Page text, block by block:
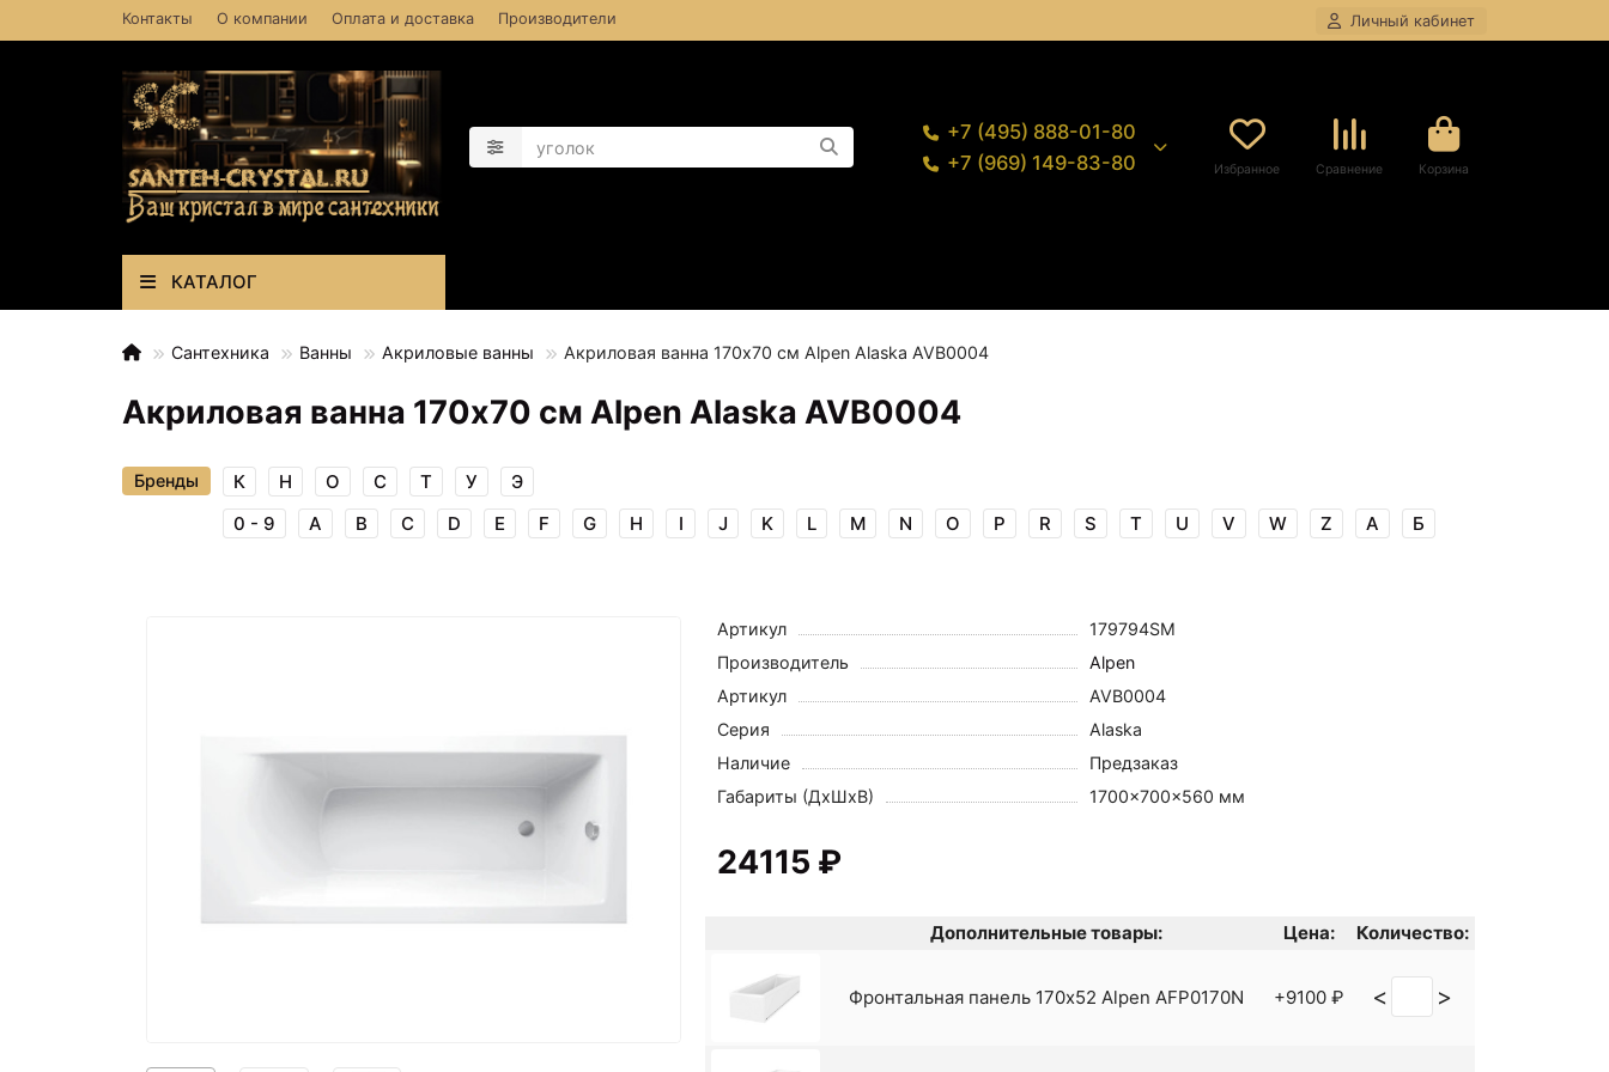
Контакты О компании Оплата и доставка Производители Личный кабинет
+7 (495) 888-01-80
+7 (969) 149-83-80
Избранное Сравнение Корзина
КАТАЛОГ
Сантехника Ванны Акриловые ванны Акриловая ванна 170х70 см Alpen Alaska AVB0004
Акриловая ванна 170х70 см Alpen Alaska AVB0004
Бренды
0 - 9 A B C D E F G H I J K L M N O P R S T U V W Z А Б
К Н О С Т У Э
Артикул
179794SM
Производитель
Alpen
Артикул
AVB0004
Серия
Alaska
Наличие
Предзаказ
Габариты (ДхШхВ)
1700×700×560 мм
24115 ₽
Дополнительные товары: Цена: Количество:
Фронтальная панель 170x52 Alpen AFP0170N +9100 ₽ < >